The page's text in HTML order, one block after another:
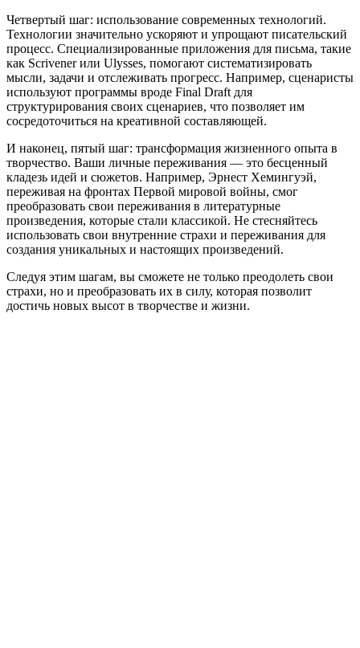
Четвертый шаг: использование современных технологий.
Технологии значительно ускоряют и упрощают писательский
процесс. Специализированные приложения для письма, такие
как Scrivener или Ulysses, помогают систематизировать
мысли, задачи и отслеживать прогресс. Например, сценаристы
используют программы вроде Final Draft для
структурирования своих сценариев, что позволяет им
сосредоточиться на креативной составляющей.
И наконец, пятый шаг: трансформация жизненного опыта в
творчество. Ваши личные переживания — это бесценный
кладезь идей и сюжетов. Например, Эрнест Хемингуэй,
переживая на фронтах Первой мировой войны, смог
преобразовать свои переживания в литературные
произведения, которые стали классикой. Не стесняйтесь
использовать свои внутренние страхи и переживания для
создания уникальных и настоящих произведений.
Следуя этим шагам, вы сможете не только преодолеть свои
страхи, но и преобразовать их в силу, которая позволит
достичь новых высот в творчестве и жизни.